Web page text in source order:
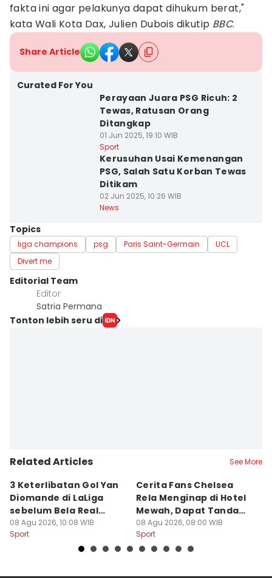
fakta ini agar pelakunya dapat dihukum berat,"
kata Wali Kota Dax, Julien Dubois dikutip BBC.
Share Article
Curated For You
Perayaan Juara PSG Ricuh: 2
Tewas, Ratusan Orang
Ditangkap
01 Jun 2025, 19:10 WIB
Sport
Kerusuhan Usai Kemenangan
PSG, Salah Satu Korban Tewas
Ditikam
02 Jun 2025, 10:26 WIB
News
Topics
liga champions psg Paris Saint-Germain
UCL
Divert me
Editorial Team
Editor
Satria Permana
Tonton lebih seru di
Related Articles See More
3 Keterlibatan Gol Yan
Diomande di LaLiga
sebelum Bela Real
Madrid
08 Agu 2026, 10:08 WIB
Sport
Cerita Fans Chelsea
Rela Menginap di Hotel
Mewah, Dapat Tanda
Tangan Alonso
08 Agu 2026, 08:00 WIB
Sport